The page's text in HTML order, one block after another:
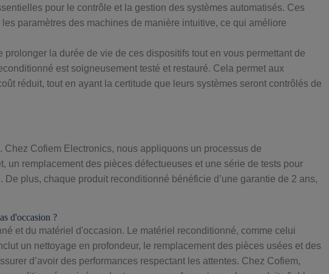
pour le contrôle et la gestion des systèmes automatisés. Ces
paramètres des machines de manière intuitive, ce qui améliore
la durée de vie de ces dispositifs tout en vous permettant de
est soigneusement testé et restauré. Cela permet aux
réduit, tout en ayant la certitude que leurs systèmes seront contrôlés de
Cofiem Electronics, nous appliquons un processus de
remplacement des pièces défectueuses et une série de tests pour
plus, chaque produit reconditionné bénéficie d’une garantie de 2 ans,
d'occasion ?
et du matériel d'occasion. Le matériel reconditionné, comme celui
un nettoyage en profondeur, le remplacement des pièces usées et des
d’avoir des performances respectant les attentes. Chez Cofiem,